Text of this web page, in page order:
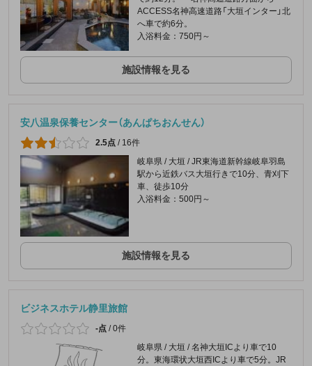
ACCESS名神高速道路「大垣インター」北
へ車で約6分。
入浴料金：750円～
施設情報を見る
安八温泉保養センター（あんぱちおんせん）
2.5点 / 16件
岐阜県 / 大垣 / JR東海道新幹線岐阜羽島
駅から近鉄バス大垣行きで10分、青刈下
車、徒歩10分
入浴料金：500円～
施設情報を見る
ビジネスホテル静里旅館
-点 /0件
岐阜県 / 大垣 / 名神大垣ICより車で10
分。東海環状大垣西ICより車で5分。JR